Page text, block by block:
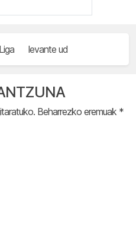
levante ud
Beharrezko eremuak *